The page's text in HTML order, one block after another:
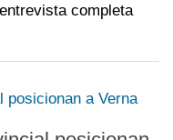
completa